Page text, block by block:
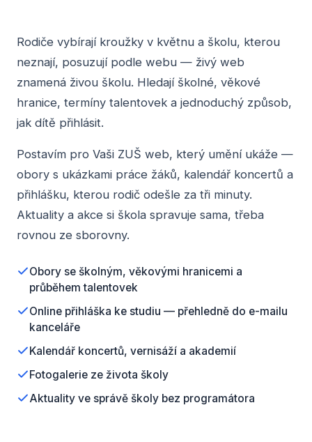
Rodiče vybírají kroužky v květnu a školu, kterou
neznají, posuzují podle webu — živý web
znamená živou školu. Hledají školné, věkové
hranice, termíny talentovek a jednoduchý způsob,
jak dítě přihlásit.
Postavím pro Vaši ZUŠ web, který umění ukáže —
obory s ukázkami práce žáků, kalendář koncertů a
přihlášku, kterou rodič odešle za tři minuty.
Aktuality a akce si škola spravuje sama, třeba
rovnou ze sborovny.
Obory se školným, věkovými hranicemi a
průběhem talentovek
Online přihláška ke studiu — přehledně do e-mailu
kanceláře
Kalendář koncertů, vernisáží a akademií
Fotogalerie ze života školy
Aktuality ve správě školy bez programátora